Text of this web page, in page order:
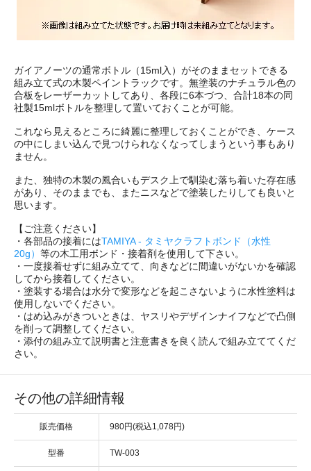
ガイアノーツの通常ボトル（15ml入）がそのままセットできる
組み立て式の木製ペイントラックです。無塗装のナチュラル色の
合板をレーザーカットしてあり、各段に6本づつ、合計18本の同
社製15mlボトルを整理して置いておくことが可能。
これなら見えるところに綺麗に整理しておくことができ、ケース
の中にしまい込んで見つけられなくなってしまうという事もあり
ません。
また、独特の木製の風合いもデスク上で馴染む落ち着いた存在感
があり、そのままでも、またニスなどで塗装したりしても良いと
思います。
【ご注意ください】
・各部品の接着にはTAMIYA - タミヤクラフトボンド（水性
20g） 等の木工用ボンド・接着剤を使用して下さい。
・一度接着せずに組み立てて、向きなどに間違いがないかを確認
してから接着してください。
・塗装する場合は水分で変形などを起こさないように水性塗料は
使用しないでください。
・はめ込みがきついときは、ヤスリやデザインナイフなどで凸側
を削って調整してください。
・添付の組み立て説明書と注意書きを良く読んで組み立ててくだ
さい。
その他の詳細情報
販売価格 980円(税込1,078円)
型番 TW-003